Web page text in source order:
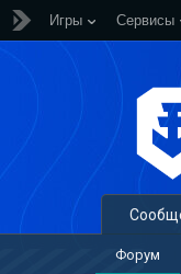
Игры Сервисы
Форум